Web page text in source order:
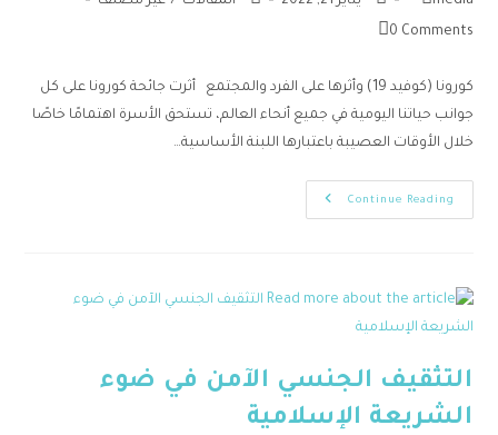
0 Comments
كورونا (كوفيد 19) وأثرها على الفرد والمجتمع أثرت جائحة كورونا على كل
جوانب حياتنا اليومية في جميع أنحاء العالم، تستحق الأسرة اهتمامًا خاصًا
خلال الأوقات العصيبة باعتبارها اللبنة الأساسية…
Continue Reading
التثقيف الجنسي الآمن في ضوء
الشريعة الإسلامية